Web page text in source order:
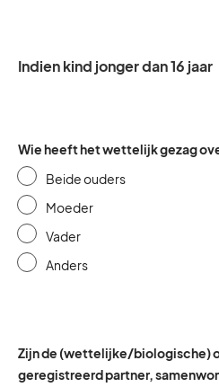
Indien kind jonger dan 16 jaar
Wie heeft het wettelijk gezag
Beide ouders
Moeder
Vader
Anders
Zijn de (wettelijke/biologische)
geregistreerd partner,